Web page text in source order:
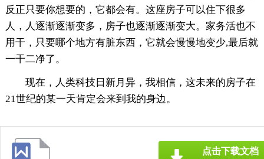
反正只要你想要的，它都会有。这座房子可以住下很多
人，人逐渐逐渐变多，房子也逐渐逐渐变大。家务活也不
用干，只要哪个地方有脏东西，它就会慢慢地变少,最后就
一干二净了。
现在，人类科技日新月异，我相信，这未来的房子在
21世纪的某一天肯定会来到我的身边。
点击下载文档